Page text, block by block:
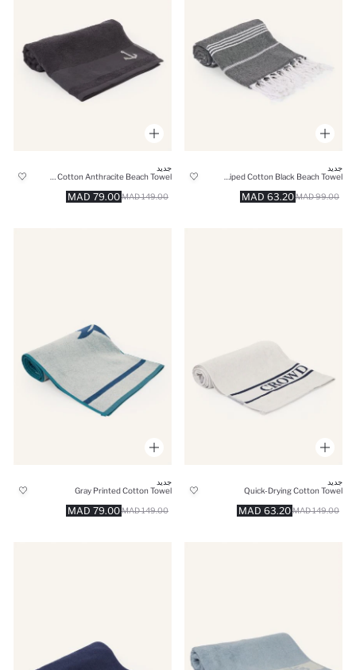
جديد
63.20 MAD 99.00 MAD
جديد
79.00 MAD 149.00 MAD
جديد
Quick-Drying Cotton Towel
63.20 MAD 149.00 MAD
جديد
Gray Printed Cotton Towel
79.00 MAD 149.00 MAD